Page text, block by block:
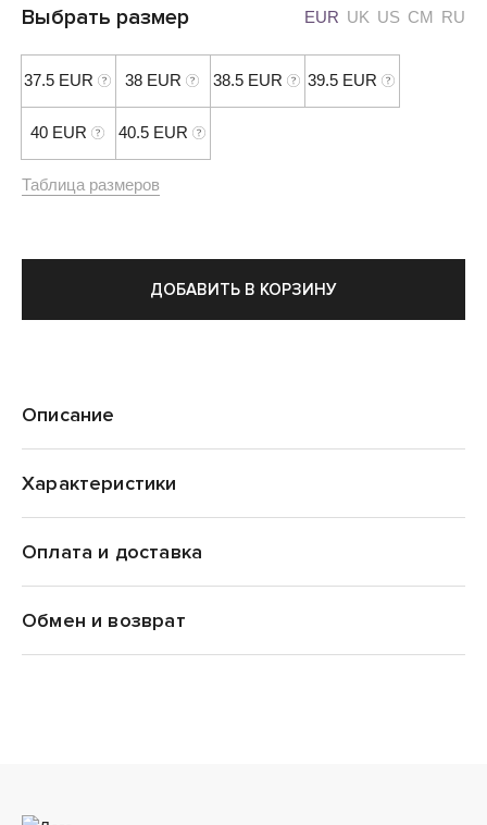
Выбрать размер EUR UK US CM RU
37.5 EUR 38 EUR 38.5 EUR 39.5 EUR
40 EUR 40.5 EUR
Таблица размеров
ДОБАВИТЬ В КОРЗИНУ
Описание
Характеристики
Оплата и доставка
Обмен и возврат